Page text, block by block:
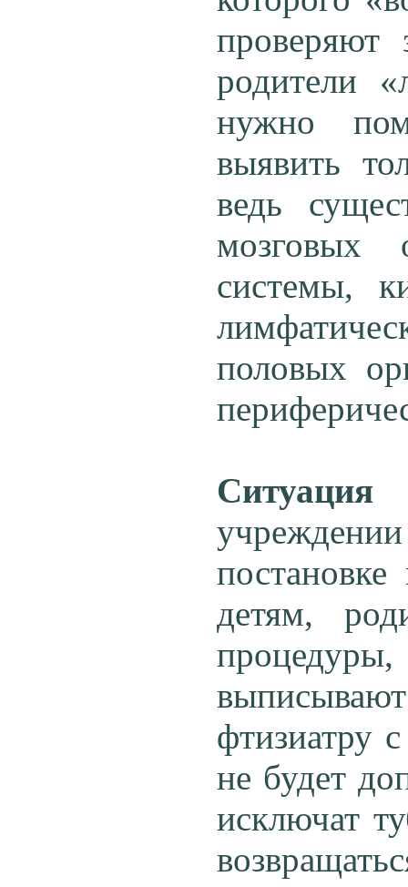
проверяют
родители
нужно
выявить
ведь
мозговых
системы,
половых
детям,
фтизиатру
не будет
исключат